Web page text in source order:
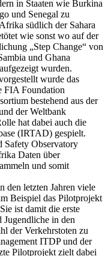
in Staaten wie Burkina
und Senegal zu
südlich der Sahara
wie sonst wo auf der
„Step Change“ von
und Ghana
wurden.
wurde das
FIA Foundation
bestehend aus der
der Weltbank
hat dabei auch die
(IRTAD) gespielt.
Safety Observatory
Daten über
und somit
den letzten Jahren viele
Beispiel das Pilotprojekt
ist damit die erste
Jugendliche in den
der Verkehrstoten zu
ITDP und der
Pilotprojekt zielt dabei